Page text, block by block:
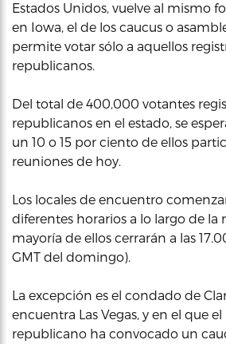
Estados Unidos, vuelve al mismo
en Iowa, el de los caucus o
permite votar sólo a aquellos
republicanos.
Del total de 400,000 votantes
republicanos en el estado, se
un 10 o 15 por ciento de ellos
reuniones de hoy.
Los locales de encuentro
diferentes horarios a lo largo de la
mayoría de ellos cerrarán a las
GMT del domingo).
La excepción es el condado de
encuentra Las Vegas, y en el que
republicano ha convocado un